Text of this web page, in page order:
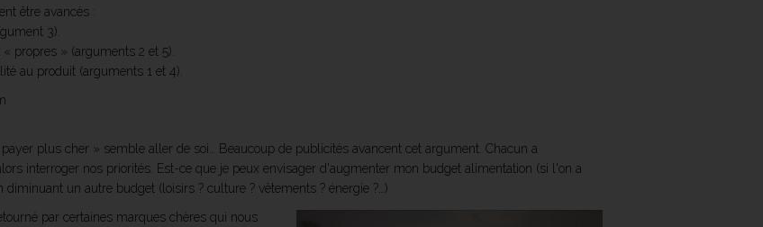
être avancés :
3).
propres » (arguments 2 et 5).
au produit (arguments 1 et 4).
plus cher » semble aller de soi… Beaucoup de publicités avancent cet argument. Chacun a
interroger nos priorités. Est-ce que je peux envisager d'augmenter mon budget alimentation (si l'on a
un autre budget (loisirs ? culture ? vêtements ? énergie ?…)
par certaines marques chères qui nous